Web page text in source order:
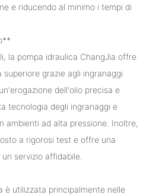
e riducendo al minimo i tempi di
la pompa idraulica ChangJia offre
superiore grazie agli ingranaggi
dell'olio precisa e
tecnologia degli ingranaggi e
ambienti ad alta pressione. Inoltre,
a rigorosi test e offre una
servizio affidabile.
è utilizzata principalmente nelle